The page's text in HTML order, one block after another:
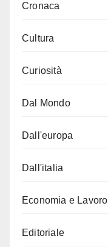
Cronaca
Cultura
Curiosità
Dal Mondo
Dall'europa
Dall'italia
Economia e Lavoro
Editoriale